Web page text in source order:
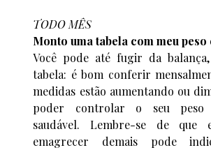
TODO MÊS
Monto uma tabela com meu peso
Você pode até fugir da
tabela: é bom conferir
medidas estão aumentando ou
poder controlar o seu peso
saudável. Lembre-se de que
emagrecer demais pode